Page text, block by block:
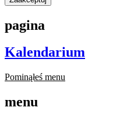
pagina
Kalendarium
Pominąłeś menu
menu